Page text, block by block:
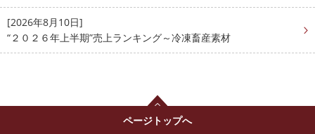
[2026年8月10日]
“２０２６年上半期”売上ランキング～冷凍畜産素材
ページトップへ